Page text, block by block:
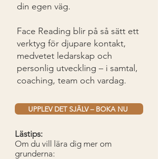
din egen väg.
Face Reading blir på så sätt ett
verktyg för djupare kontakt,
medvetet ledarskap och
personlig utveckling – i samtal,
coaching, team och vardag.
UPPLEV DET SJÄLV – BOKA NU
Lästips:
Om du vill lära dig mer om
grunderna: